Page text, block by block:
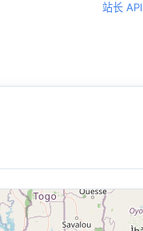
站长 API